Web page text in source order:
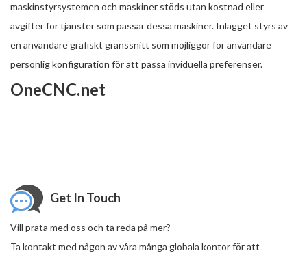
maskinstyrsystemen och maskiner stöds utan kostnad eller
avgifter för tjänster som passar dessa maskiner. Inlägget styrs av
en användare grafiskt gränssnitt som möjliggör för användare
personlig konfiguration för att passa inviduella preferenser.
OneCNC.net
Get In Touch
Vill prata med oss ​​och ta reda på mer?
Ta kontakt med någon av våra många globala kontor för att